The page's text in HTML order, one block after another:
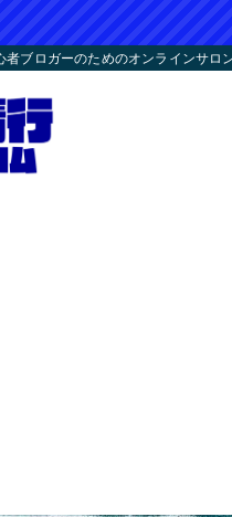
ブロガーのためのオンラインサ